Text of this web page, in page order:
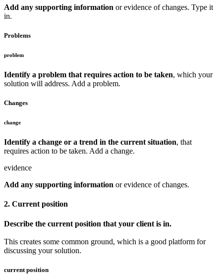
Add any supporting information or evidence of changes. Type it
in.
Problems
problem
Identify a problem that requires action to be taken, which your
solution will address. Add a problem.
Changes
change
Identify a change or a trend in the current situation, that
requires action to be taken. Add a change.
evidence
Add any supporting information or evidence of changes.
2. Current position
Describe the current position that your client is in.
This creates some common ground, which is a good platform for
discussing your solution.
current position